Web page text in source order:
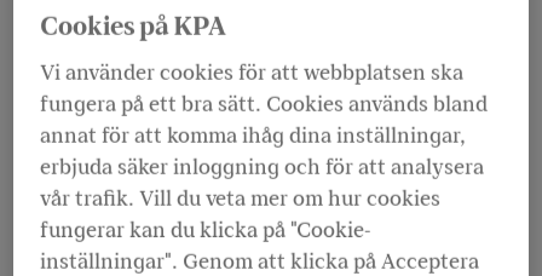
Dölj ordförklaringar
Den genomsnittliga pensionsnivån för kvinnor
födda 1949 uppgår till 17 173 kr/månad. Det
motsvarar 76 procent av vad männen födda
samma år får i pension.
Cookies på KPA
Vi använder cookies för att webbplatsen ska
fungera på ett bra sätt. Cookies används bland
annat för att komma ihåg dina inställningar,
erbjuda säker inloggning och för att analysera
vår trafik. Vill du veta mer om hur cookies
fungerar kan du klicka på "Cookie-
inställningar". Genom att klicka på Acceptera